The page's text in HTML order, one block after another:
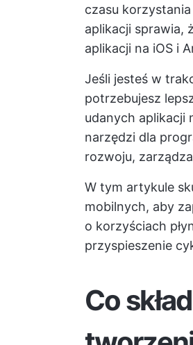
czasu
aplikacji sprawia,
aplikacji na iOS i
Jeśli jesteś w
potrzebujesz
udanych aplikacji
narzędzi dla
rozwoju,
W tym artykule
mobilnych, aby
o korzyściach
przyspieszenie
Co